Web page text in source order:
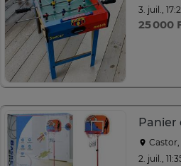
3. juil.,
25 000
2. juil.,